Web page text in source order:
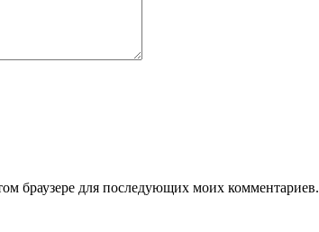
браузере для последующих моих комментариев.